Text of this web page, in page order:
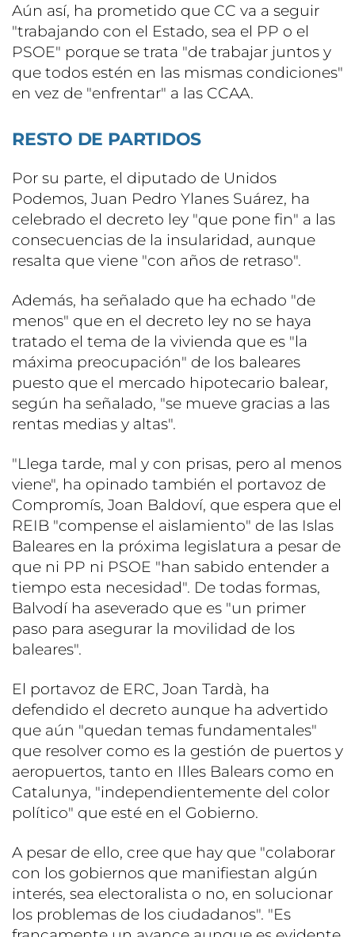
Aún así, ha prometido que CC va a seguir
"trabajando con el Estado, sea el PP o el
PSOE" porque se trata "de trabajar juntos y
que todos estén en las mismas condiciones"
en vez de "enfrentar" a las CCAA.
RESTO DE PARTIDOS
Por su parte, el diputado de Unidos
Podemos, Juan Pedro Ylanes Suárez, ha
celebrado el decreto ley "que pone fin" a las
consecuencias de la insularidad, aunque
resalta que viene "con años de retraso".
Además, ha señalado que ha echado "de
menos" que en el decreto ley no se haya
tratado el tema de la vivienda que es "la
máxima preocupación" de los baleares
puesto que el mercado hipotecario balear,
según ha señalado, "se mueve gracias a las
rentas medias y altas".
"Llega tarde, mal y con prisas, pero al menos
viene", ha opinado también el portavoz de
Compromís, Joan Baldoví, que espera que el
REIB "compense el aislamiento" de las Islas
Baleares en la próxima legislatura a pesar de
que ni PP ni PSOE "han sabido entender a
tiempo esta necesidad". De todas formas,
Balvodí ha aseverado que es "un primer
paso para asegurar la movilidad de los
baleares".
El portavoz de ERC, Joan Tardà, ha
defendido el decreto aunque ha advertido
que aún "quedan temas fundamentales"
que resolver como es la gestión de puertos y
aeropuertos, tanto en Illes Balears como en
Catalunya, "independientemente del color
político" que esté en el Gobierno.
A pesar de ello, cree que hay que "colaborar
con los gobiernos que manifiestan algún
interés, sea electoralista o no, en solucionar
los problemas de los ciudadanos". "Es